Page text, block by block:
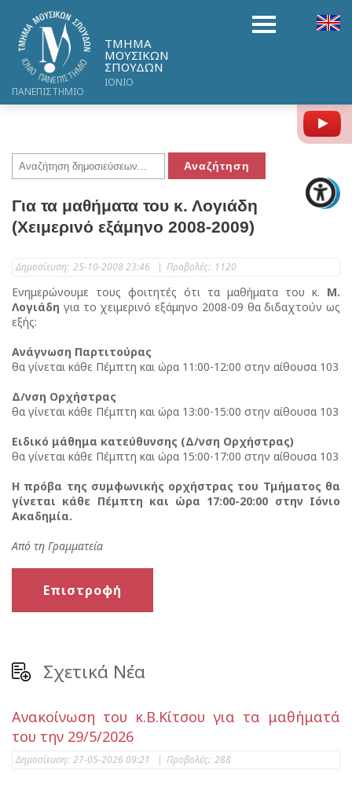
ΤΜΗΜΑ
ΜΟΥΣΙΚΩΝ
ΣΠΟΥΔΩΝ
ΙΟΝΙΟ
ΠΑΝΕΠΙΣΤΗΜΙΟ
Για τα μαθήματα του κ. Λογιάδη
(Χειμερινό εξάμηνο 2008-2009)
Δημοσίευση: 25-10-2008 23:46 | Προβολές: 1120
Ενημερώνουμε τους φοιτητές ότι τα μαθήματα του κ. Μ.
Λογιάδη για το χειμερινό εξάμηνο 2008-09 θα διδαχτούν ως
εξής:
Ανάγνωση Παρτιτούρας
θα γίνεται κάθε Πέμπτη και ώρα 11:00-12:00 στην αίθουσα 103
Δ/νση Ορχήστρας
θα γίνεται κάθε Πέμπτη και ώρα 13:00-15:00 στην αίθουσα 103
Ειδικό μάθημα κατεύθυνσης (Δ/νση Ορχήστρας)
θα γίνεται κάθε Πέμπτη και ώρα 15:00-17:00 στην αίθουσα 103
Η πρόβα της συμφωνικής ορχήστρας του Τμήματος θα
γίνεται κάθε Πέμπτη και ώρα 17:00-20:00 στην Ιόνιο
Ακαδημία.
Από τη Γραμματεία
Επιστροφή
Σχετικά Νέα
Ανακοίνωση του κ.Β.Κίτσου για τα μαθήματά
του την 29/5/2026
Δημοσίευση: 27-05-2026 09:21 | Προβολές: 288